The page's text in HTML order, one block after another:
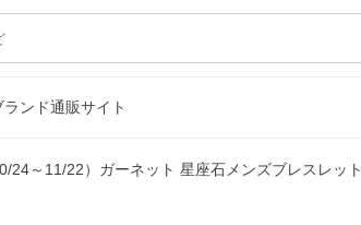
ンド通販サイト
24～11/22）ガーネット 星座石メンズブレスレット